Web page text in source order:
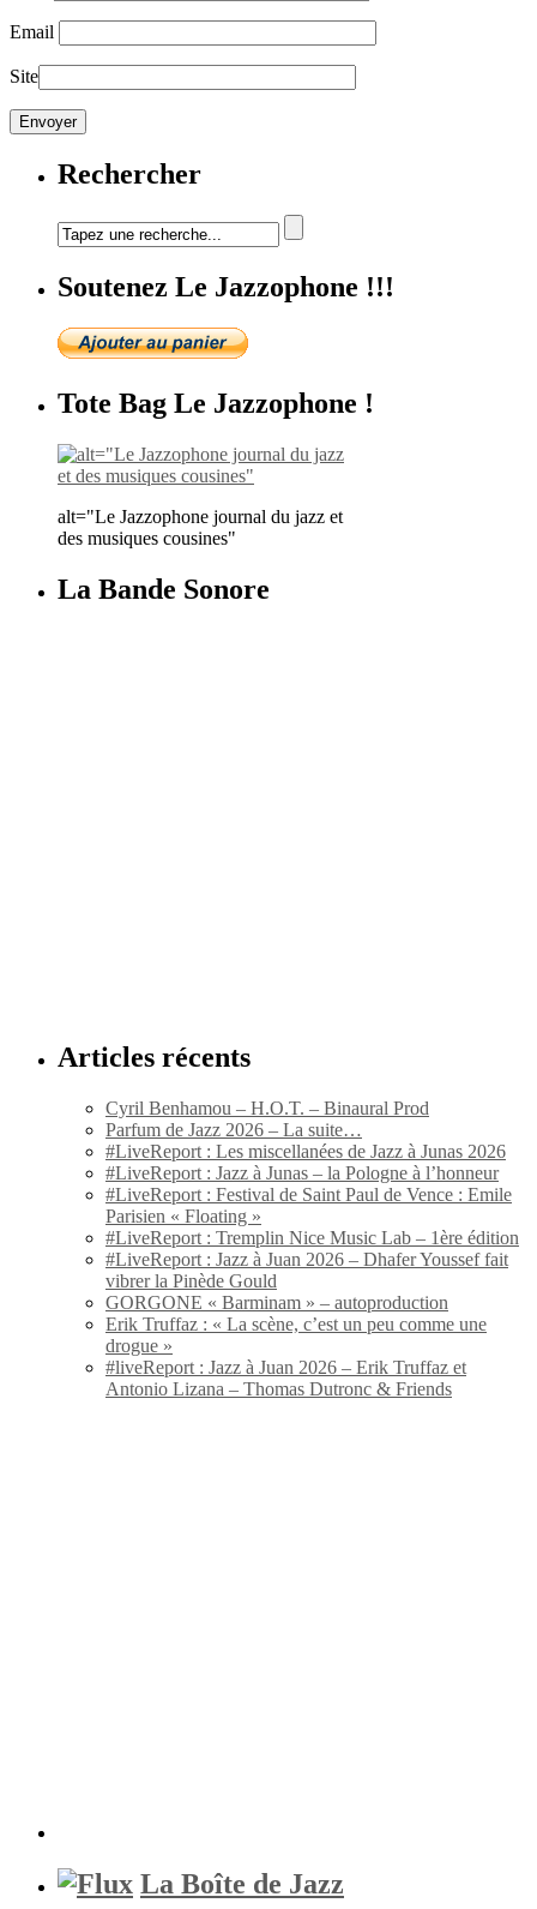
Email
Site
Rechercher
Soutenez Le Jazzophone !!!
Tote Bag Le Jazzophone !
alt="Le Jazzophone journal du jazz et
des musiques cousines"
La Bande Sonore
Articles récents
Cyril Benhamou – H.O.T. – Binaural Prod
Parfum de Jazz 2026 – La suite…
#LiveReport : Les miscellanées de Jazz à Junas 2026
#LiveReport : Jazz à Junas – la Pologne à l’honneur
#LiveReport : Festival de Saint Paul de Vence : Emile
Parisien « Floating »
#LiveReport : Tremplin Nice Music Lab – 1ère édition
#LiveReport : Jazz à Juan 2026 – Dhafer Youssef fait
vibrer la Pinède Gould
GORGONE « Barminam » – autoproduction
Erik Truffaz : « La scène, c’est un peu comme une
drogue »
#liveReport : Jazz à Juan 2026 – Erik Truffaz et
Antonio Lizana – Thomas Dutronc & Friends
La Boîte de Jazz